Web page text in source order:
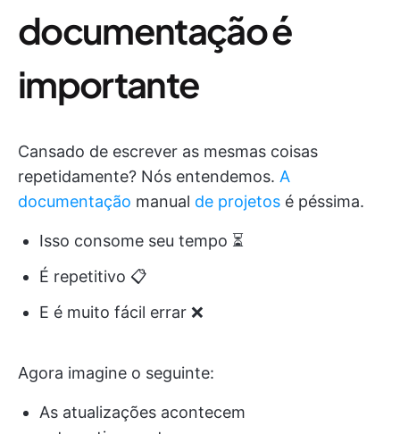
documentação é
importante
Cansado de escrever as mesmas coisas
repetidamente? Nós entendemos. A
documentação manual de projetos é péssima.
Isso consome seu tempo ⏳
É repetitivo 📋
E é muito fácil errar ❌
Agora imagine o seguinte:
As atualizações acontecem